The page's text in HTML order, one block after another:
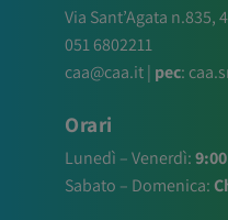
Via Sant’Agata n.835,
051 6802211
caa@caa.it| pec:
Orari
Lunedì – Venerdì:
Sabato – Domenica: